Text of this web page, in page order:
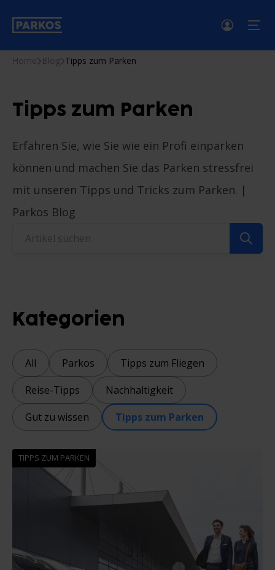
Home Blog Tipps zum Parken
Tipps zum Parken
Erfahren Sie, wie Sie wie ein Profi einparken
können und machen Sie das Parken stressfrei
mit unseren Tipps und Tricks zum Parken. |
Parkos Blog
Kategorien
All Parkos
Tipps zum Fliegen
Reise-Tipps
Nachhaltigkeit
Gut zu wissen
Tipps zum Parken
TIPPS ZUM PARKEN